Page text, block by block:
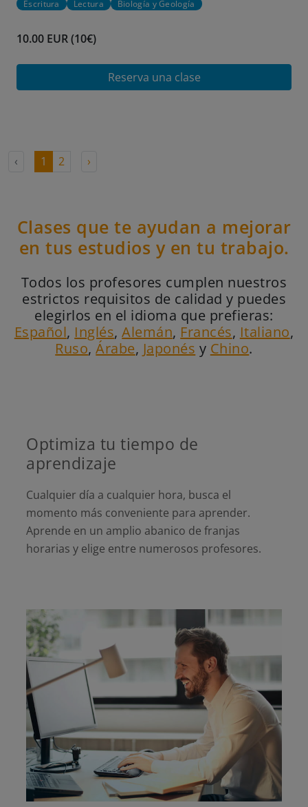
Escritura Lectura Biología y Geología
10.00 EUR (10€)
Reserva una clase
‹ 1 2 ›
Clases que te ayudan a mejorar
en tus estudios y en tu trabajo.
Todos los profesores cumplen nuestros
estrictos requisitos de calidad y puedes
elegirlos en el idioma que prefieras:
Español, Inglés,Alemán, Francés, Italiano,
Ruso,Árabe, Japonés y Chino.
Optimiza tu tiempo de
aprendizaje
Cualquier día a cualquier hora, busca el
momento más conveniente para aprender.
Aprende en un amplio abanico de franjas
horarias y elige entre numerosos profesores.